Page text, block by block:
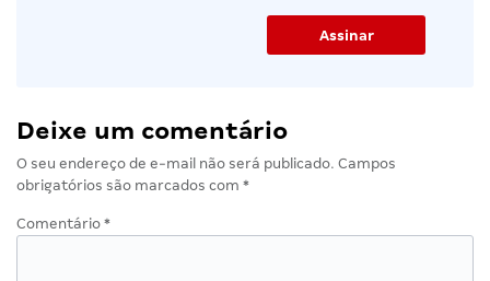
Deixe um comentário
O seu endereço de e-mail não será publicado. Campos
obrigatórios são marcados com *
Comentário *